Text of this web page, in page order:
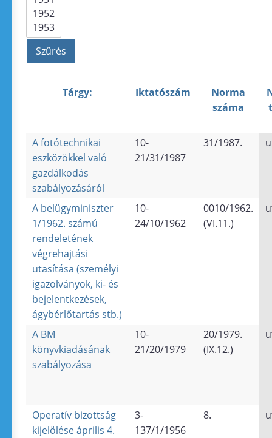
Tárgy: Iktatószám
Norma
száma
A fotótechnikai
eszközökkel való
gazdálkodás
szabályozásáról
10-
21/31/1987
31/1987.
A belügyminiszter
1/1962. számú
rendeletének
végrehajtási
utasítása (személyi
igazolványok, ki- és
bejelentkezések,
ágybérlőtartás stb.)
10-
24/10/1962
0010/1962.
(VI.11.)
A BM
könyvkiadásának
szabályozása
10-
21/20/1979
20/1979.
(IX.12.)
Operatív bizottság
kijelölése április 4.
3-
137/1/1956
8.